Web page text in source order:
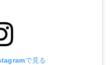
で見る